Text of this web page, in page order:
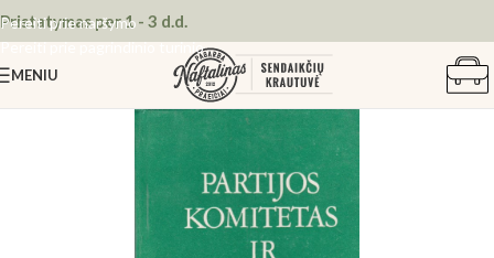
Pereiti prie naršymo
Pereiti prie pagrindinio turinio
Pristatymas per 1 - 3 d.d.
MENIU